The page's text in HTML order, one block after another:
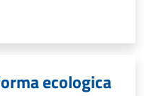
ecologica